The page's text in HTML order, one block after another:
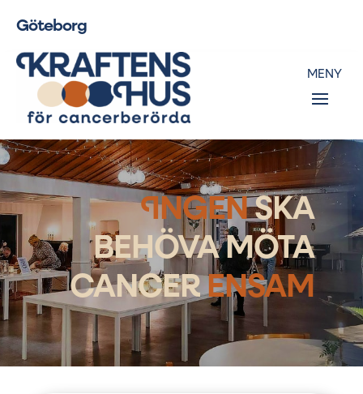
Göteborg
INGENSKA
BEHÖVA MÖTA
CANCERENSAM